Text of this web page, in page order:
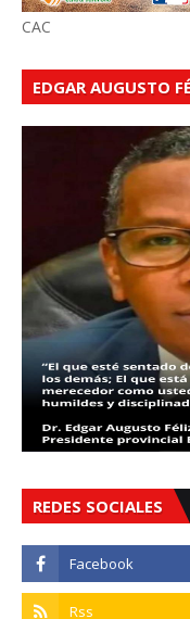
CAC
EDGAR AUGUSTO
REDES SOCIALES